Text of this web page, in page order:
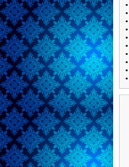
•
•
•
•
•
•
•
•
•
•